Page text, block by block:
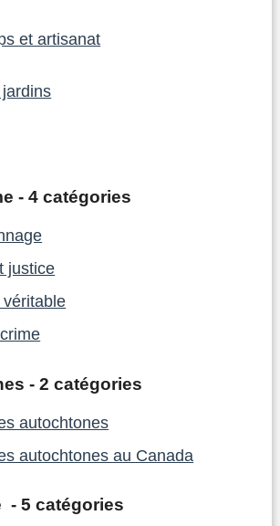
et artisanat
- 4 catégories
justice
véritable
- 2 catégories
autochtones
autochtones au Canada
- 5 catégories